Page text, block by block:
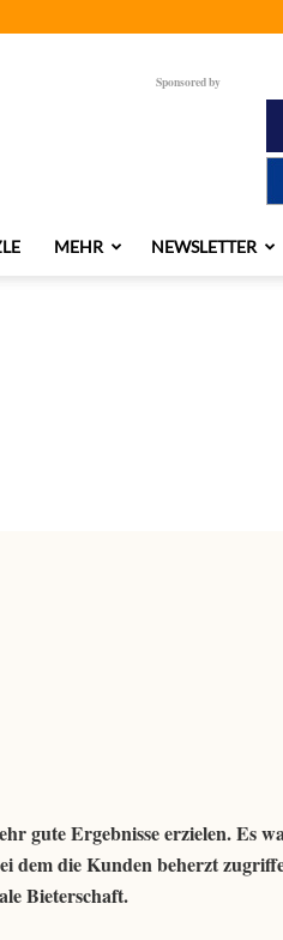
Sponsored by
MEHR NEWSLETTER
gute Ergebnisse erzielen. Es
dem die Kunden beherzt
Bieterschaft.